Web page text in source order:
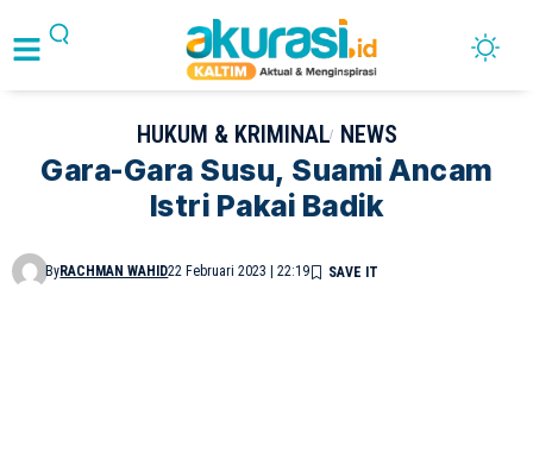
HUKUM & KRIMINAL NEWS
Gara-Gara Susu, Suami Ancam
Istri Pakai Badik
ByRACHMAN WAHID22 Februari 2023 | 22:19